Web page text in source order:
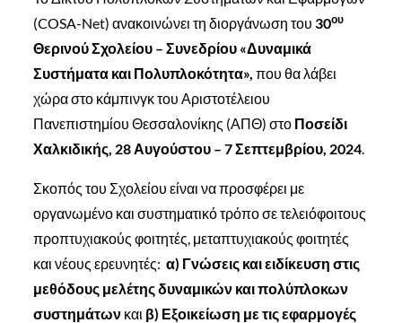
(COSA-Net) ανακοινώνει τη διοργάνωση του30ου
Θερινού Σχολείου – Συνεδρίου «Δυναμικά
Συστήματα και Πολυπλοκότητα», που θα λάβει
χώρα στο κάμπινγκ του Αριστοτέλειου
Πανεπιστημίου Θεσσαλονίκης (ΑΠΘ) στο Ποσείδι
Χαλκιδικής, 28 Αυγούστου – 7 Σεπτεμβρίου, 2024.
Σκοπός του Σχολείου είναι να προσφέρει με
οργανωμένο και συστηματικό τρόπο σε τελειόφοιτους
προπτυχιακούς φοιτητές, μεταπτυχιακούς φοιτητές
και νέους ερευνητές:α) Γνώσεις και ειδίκευση στις
μεθόδους μελέτης δυναμικών και πολύπλοκων
συστημάτων και β) Εξοικείωση με τις εφαρμογές